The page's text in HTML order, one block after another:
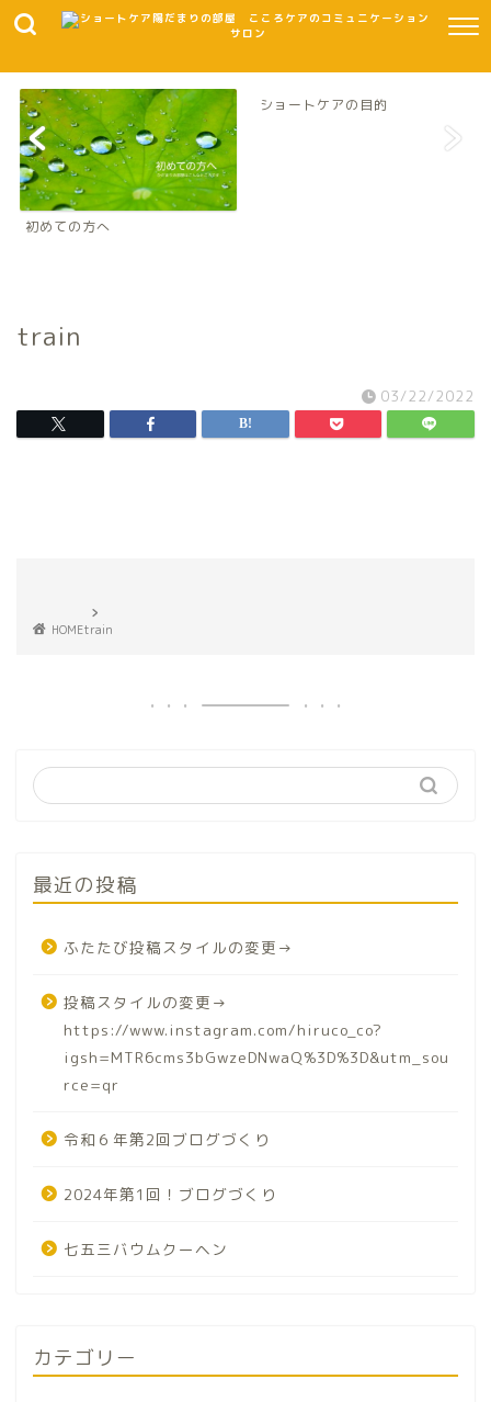
初めての方へ
ショートケアの目的
train
03/22/2022
HOMEtrain
最近の投稿
ふたたび投稿スタイルの変更→
投稿スタイルの変更→
https://www.instagram.com/hiruco_co?
igsh=MTR6cms3bGwzeDNwaQ%3D%3D&utm_sou
rce=qr
令和６年第2回ブログづくり
2024年第1回！ブログづくり
七五三バウムクーヘン
カテゴリー